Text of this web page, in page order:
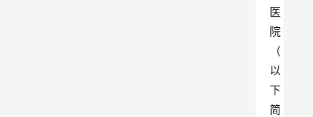
医
院
（
以
下
简